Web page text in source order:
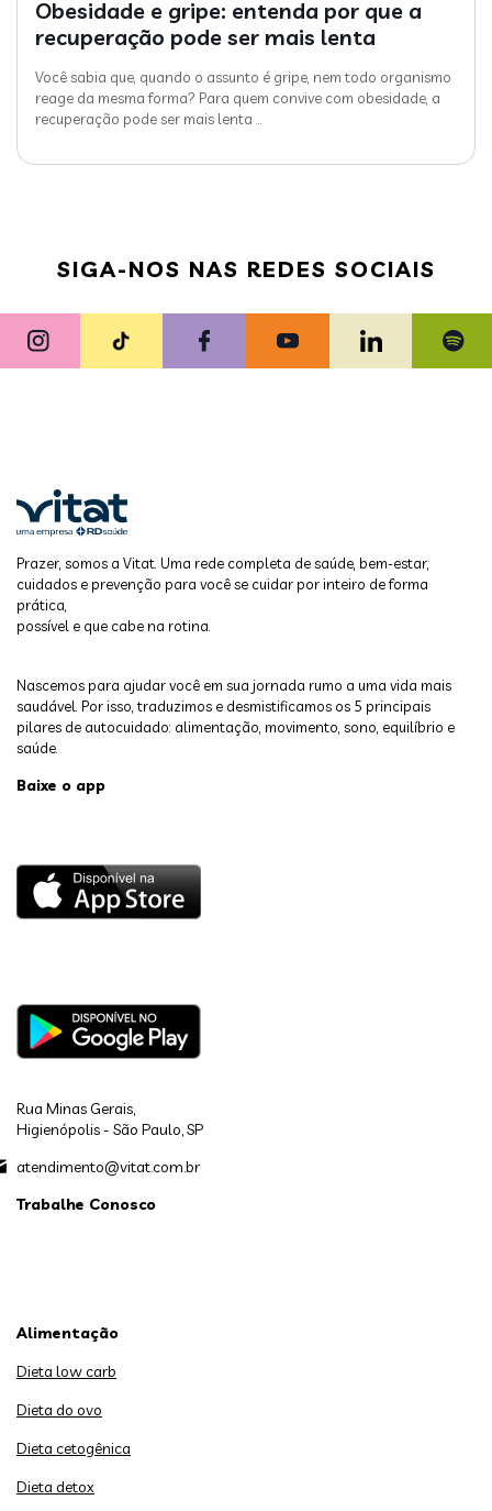
Obesidade e gripe: entenda por que a
recuperação pode ser mais lenta
Você sabia que, quando o assunto é gripe, nem todo organismo
reage da mesma forma? Para quem convive com obesidade, a
recuperação pode ser mais lenta
SIGA-NOS NAS REDES SOCIAIS
Prazer, somos a Vitat. Uma rede completa de saúde, bem-estar,
cuidados e prevenção para você se cuidar por inteiro de forma
prática,
possível e que cabe na rotina.
Nascemos para ajudar você em sua jornada rumo a uma vida mais
saudável. Por isso, traduzimos e desmistificamos os 5 principais
pilares de autocuidado: alimentação, movimento, sono, equilíbrio e
saúde.
Baixe o app
Rua Minas Gerais,
Higienópolis - São Paulo, SP
atendimento@vitat.com.br
Trabalhe Conosco
Alimentação
Dieta low carb
Dieta do ovo
Dieta cetogênica
Dieta detox